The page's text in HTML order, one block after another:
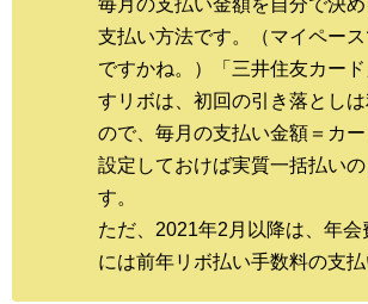
支払い方法です。（マイペー
ですかね。）「三井住友カー
すリボは、初回の引き落とし
ので、毎月の支払い金額＝カ
設定しておけば実質一括払いの
す。
ただ、2021年2月以降は、年会
には前年リボ払い手数料の支払